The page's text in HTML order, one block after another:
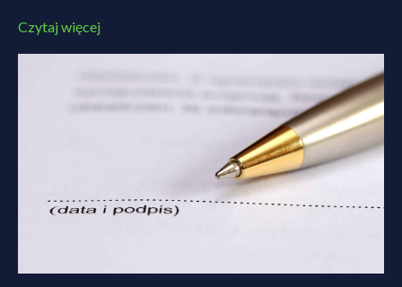
Czytaj więcej